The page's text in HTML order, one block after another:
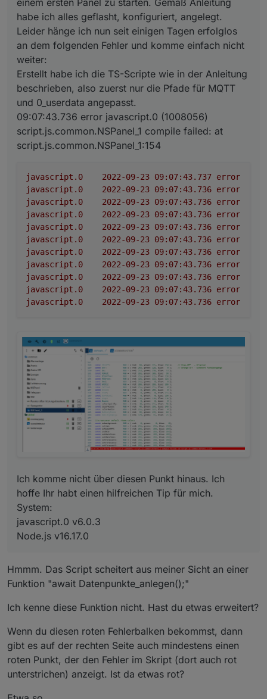
09:07:43.736 error javascript.0 (1008056)
script.js.common.NSPanel_1 compile failed: at
script.js.common.NSPanel_1:154
javascript.0	2022-09-23 09:07:43.736
javascript.0	2022-09-23 09:07:43.736
Ich komme nicht über diesen Punkt hinaus. Ich
System:
javascript.0 v6.0.3
Node.js v16.17.0
einem ersten Panel zu starten. Gemäß Anleitung
habe ich alles geflasht, konfiguriert, angelegt.
Leider hänge ich nun seit einigen Tagen erfolglos
an dem folgenden Fehler und komme einfach nicht
weiter:
Erstellt habe ich die TS-Scripte wie in der Anleitung
beschrieben, also zuerst nur die Pfade für MQTT
und 0_userdata angepasst.
09:07:43.736 error javascript.0 (1008056)
script.js.common.NSPanel_1 compile failed: at
script.js.common.NSPanel_1:154
javascript.0 error
javascript.0
error
javascript.0
error
javascript.0
error
javascript.0
error
javascript.0
error
javascript.0
error
javascript.0
error
javascript.0
error
javascript.0
error
javascript.0
error
Ich komme nicht über diesen Punkt hinaus. Ich
hoffe Ihr habt einen hilfreichen Tip für mich.
System:
javascript.0 v6.0.3
Node.js v16.17.0
Hmmm. Das Script scheitert aus meiner Sicht an einer
Funktion "await Datenpunkte_anlegen();"
Ich kenne diese Funktion nicht. Hast du etwas erweitert?
Wenn du diesen roten Fehlerbalken bekommst, dann
gibt es auf der rechten Seite auch mindestens einen
roten Punkt, der den Fehler im Skript (dort auch rot
unterstrichen) anzeigt. Ist da etwas rot?